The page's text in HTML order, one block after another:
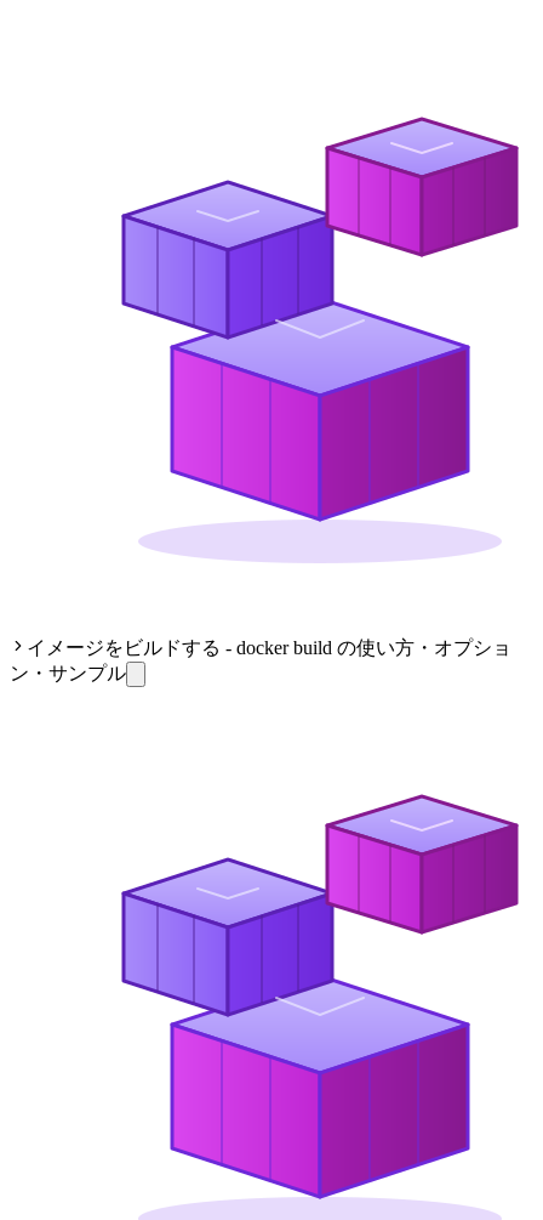
イメージをビルドする - docker build の使い方・オプショ
ン・サンプル